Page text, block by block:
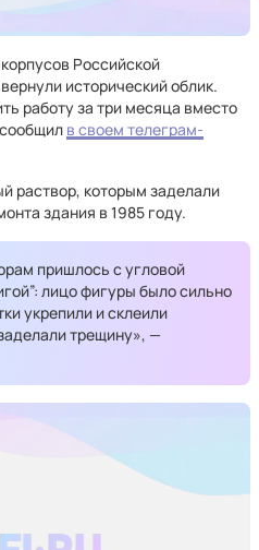
Российской
исторический облик.
работу за три месяца вместо
в своем телеграм-
раствор, которым заделали
здания в 1985 году.
пришлось с угловой
лицо фигуры было сильно
укрепили и склеили
трещину», —